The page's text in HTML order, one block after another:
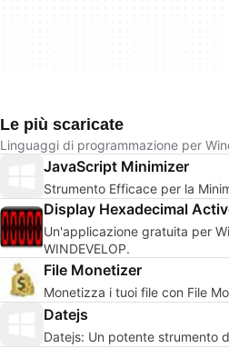
Le più scaricate
Linguaggi di programmazione per
JavaScript Minimizer
Strumento Efficace per la
Display Hexadecimal
Un'applicazione gratuita per
WINDEVELOP.
File Monetizer
Monetizza i tuoi file con File
Datejs
Datejs: Un potente strumento